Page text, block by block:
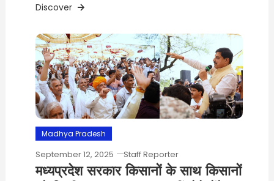
Discover
Madhya Pradesh
September 12, 2025 Staff Reporter
मध्यप्रदेश सरकार किसानों के साथ किसानों